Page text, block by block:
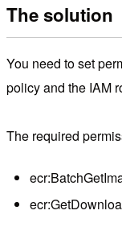
The solution
You need to set
policy and the IAM
The required